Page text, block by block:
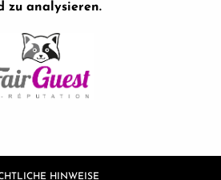
zu analysieren.
HINWEISE